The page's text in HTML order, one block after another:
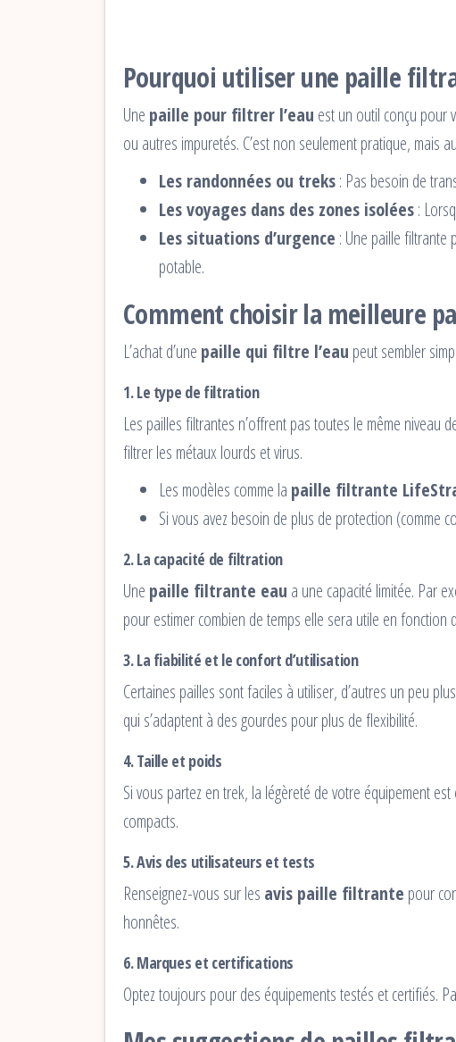
Pourquoi utiliser une paille
Une paille pour filtrer l’eau est un outil conçu pour
ou autres impuretés. C’est non seulement pratique, mais
Les randonnées ou treks: Pas besoin de
Les voyages dans des zones isolées:
Les situations d’urgence : Une paille filtrante
potable.
Comment choisir la meilleure
L’achat d’une paille qui filtre l’eau peut sembler
1.Le type de filtration
Les pailles filtrantes n’offrent pas toutes le même niveau
filtrer les métaux lourds et virus.
Les modèles comme la paille filtrante
Si vous avez besoin de plus de protection (comme
2.La capacité de filtration
Une paille filtrante eau a une capacité limitée. Par
pour estimer combien de temps elle sera utile en fonction
3.La fiabilité et le confort d’utilisation
Certaines pailles sont faciles à utiliser, d’autres un peu
qui s’adaptent à des gourdes pour plus de flexibilité.
4.Taille et poids
Si vous partez en trek, la légèreté de votre équipement
compacts.
5.Avis des utilisateurs et tests
Renseignez-vous sur les avis paille filtrante pour
honnêtes.
6.Marques et certifications
Optez toujours pour des équipements testés et certifiés.